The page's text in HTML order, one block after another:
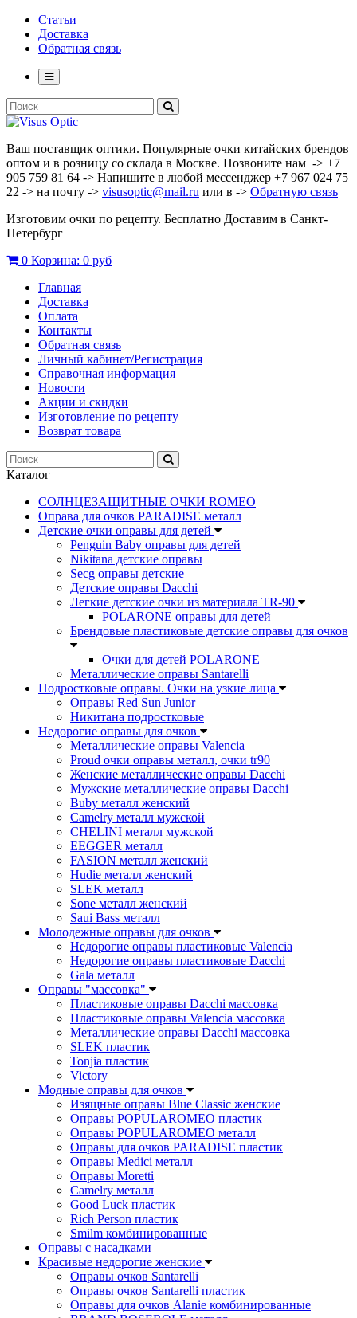
Статьи
Доставка
Обратная связь
Ваш поставщик оптики. Популярные очки китайских брендов
оптом и в розницу со склада в Москве. Позвоните нам -> +7
905 759 81 64 -> Напишите в любой мессенджер +7 967 024 75
22 -> на почту -> visusoptic@mail.ru или в -> Обратную связь
Изготовим очки по рецепту. Бесплатно Доставим в Санкт-
Петербург
0 Корзина: 0 руб
Главная
Доставка
Оплата
Контакты
Обратная связь
Личный кабинет/Регистрация
Справочная информация
Новости
Акции и скидки
Изготовление по рецепту
Возврат товара
Каталог
СОЛНЦЕЗАЩИТНЫЕ ОЧКИ ROMEO
Оправа для очков PARADISE металл
Детские очки оправы для детей
Penguin Baby оправы для детей
Nikitana детские оправы
Secg оправы детские
Детские оправы Dacchi
Легкие детские очки из материала TR-90
POLARONE оправы для детей
Брендовые пластиковые детские оправы для очков
Очки для детей POLARONE
Металлические оправы Santarelli
Подростковые оправы. Очки на узкие лица
Оправы Red Sun Junior
Никитана подростковые
Недорогие оправы для очков
Металлические оправы Valencia
Proud очки оправы металл, очки tr90
Женские металлические оправы Dacchi
Мужские металлические оправы Dacchi
Buby металл женский
Camelry металл мужской
CHELINI металл мужской
EEGGER металл
FASION металл женский
Hudie металл женский
SLEK металл
Sone металл женский
Saui Bass металл
Молодежные оправы для очков
Недорогие оправы пластиковые Valencia
Недорогие оправы пластиковые Dacchi
Gala металл
Оправы "массовка"
Пластиковые оправы Dacchi массовка
Пластиковые оправы Valencia массовка
Металлические оправы Dacchi массовка
SLEK пластик
Tonjia пластик
Victory
Модные оправы для очков
Изящные оправы Blue Classic женские
Оправы POPULAROMEO пластик
Оправы POPULAROMEO металл
Оправы для очков PARADISE пластик
Оправы Medici металл
Оправы Moretti
Camelry металл
Good Luck пластик
Rich Person пластик
Smilm комбинированные
Оправы с насадками
Красивые недорогие женские
Оправы очков Santarelli
Оправы очков Santarelli пластик
Оправы для очков Alanie комбинированные